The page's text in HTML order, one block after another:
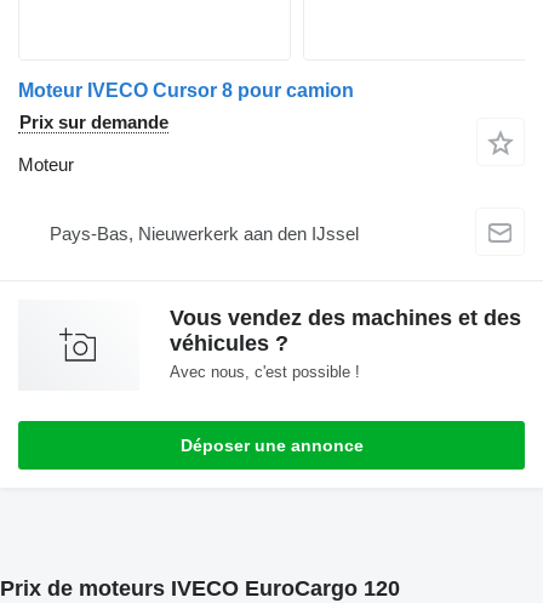
Moteur IVECO Cursor 8 pour camion
Prix sur demande
Moteur
Pays-Bas, Nieuwerkerk aan den IJssel
Vous vendez des machines et des
véhicules ?
Avec nous, c'est possible !
Déposer une annonce
Prix de moteurs IVECO EuroCargo 120